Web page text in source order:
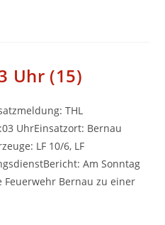
Uhr (15)
THL
UhrEinsatzort: Bernau
LF 10/6, LF
Am Sonntag
Bernau zu einer